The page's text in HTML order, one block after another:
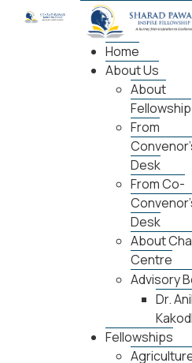
Home
About Us
About
Fellowship
From
Desk
From Co-
Desk
About
Centre
Advisory
Dr. Anil
Fellowships